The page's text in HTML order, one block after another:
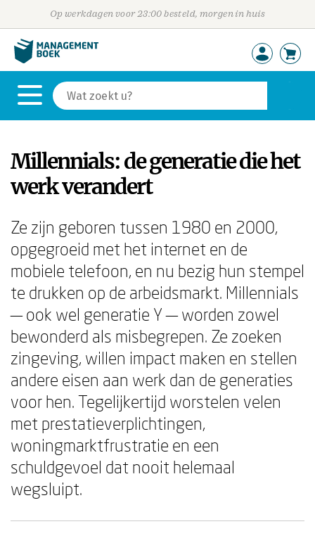
Op werkdagen voor 23:00 besteld, morgen in huis
Millennials: de generatie die het
werk verandert
Ze zijn geboren tussen 1980 en 2000,
opgegroeid met het internet en de
mobiele telefoon, en nu bezig hun stempel
te drukken op de arbeidsmarkt. Millennials
— ook wel generatie Y — worden zowel
bewonderd als misbegrepen. Ze zoeken
zingeving, willen impact maken en stellen
andere eisen aan werk dan de generaties
voor hen. Tegelijkertijd worstelen velen
met prestatieverplichtingen,
woningmarktfrustratie en een
schuldgevoel dat nooit helemaal
wegsluipt.